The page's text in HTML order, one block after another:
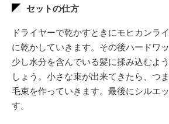
セットの仕方
ドライヤーで乾かすときにモヒカンラ
に乾かしていきます。その後ハードワ
少し水分を含んでいる髪に揉み込むよ
しょう。小さな束が出来てきたら、つ
毛束を作っていきます。最後にシルエ
す。